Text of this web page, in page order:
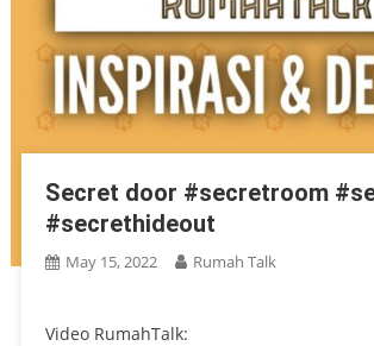
Secret door #secretroom
#secrethideout
May 15, 2022 Rumah Talk
Video RumahTalk: